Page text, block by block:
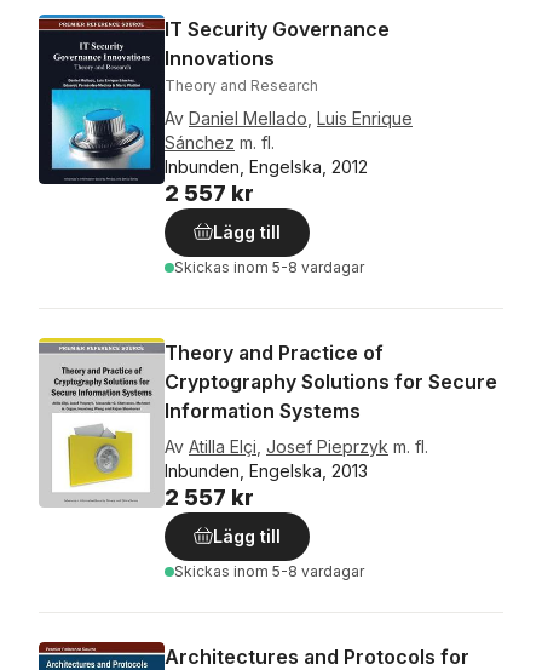
IT Security Governance
Innovations
Theory and Research
Av Daniel Mellado Luis Enrique
Sánchez m. fl.
Inbunden, Engelska, 2012
2 557 kr
Lägg till
Skickas inom 5-8 vardagar
Theory and Practice of
Cryptography Solutions for Secure
Information Systems
Av Atilla Elçi Josef Pieprzyk m. fl.
Inbunden, Engelska, 2013
2 557 kr
Lägg till
Skickas inom 5-8 vardagar
Architectures and Protocols for